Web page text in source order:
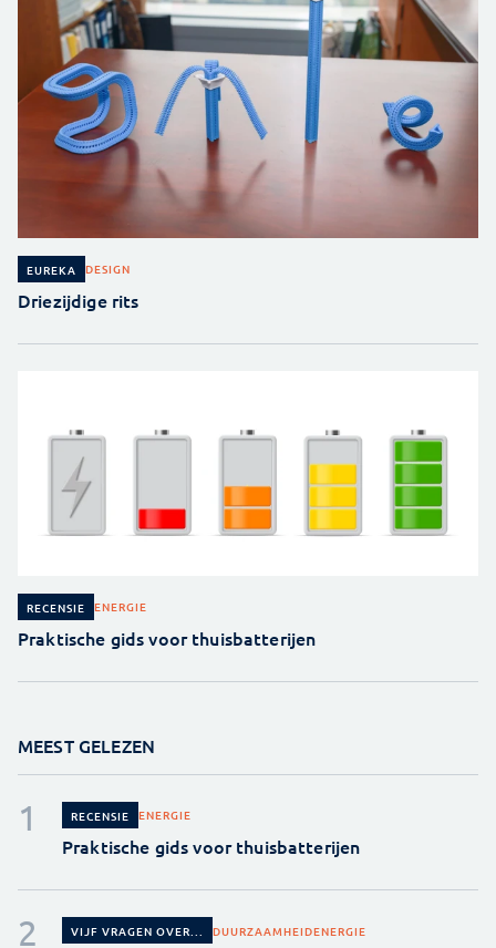
EUREKA DESIGN
Driezijdige rits
RECENSIE ENERGIE
Praktische gids voor thuisbatterijen
MEEST GELEZEN
RECENSIE ENERGIE
Praktische gids voor thuisbatterijen
VIJF VRAGEN OVER... DUURZAAMHEIDENERGIE